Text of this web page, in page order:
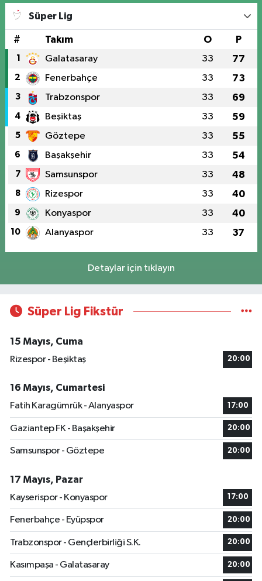
Süper Lig
# Takım O P
1 Galatasaray 33 77
2 Fenerbahçe 33 73
3 Trabzonspor 33 69
4 Beşiktaş 33 59
5 Göztepe 33 55
6 Başakşehir 33 54
7 Samsunspor 33 48
8 Rizespor 33 40
9 Konyaspor 33 40
10 Alanyaspor 33 37
Detaylar için tıklayın
Süper Lig Fikstür
15 Mayıs, Cuma
Rizespor - Beşiktaş
20:00
16 Mayıs, Cumartesi
Fatih Karagümrük - Alanyaspor
17:00
Gaziantep FK - Başakşehir 20:00
Samsunspor - Göztepe 20:00
17 Mayıs, Pazar
Kayserispor - Konyaspor
17:00
Fenerbahçe - Eyüpspor 20:00
Trabzonspor - Gençlerbirliği S.K. 20:00
Kasımpaşa - Galatasaray 20:00